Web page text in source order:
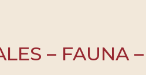
– FAUNA